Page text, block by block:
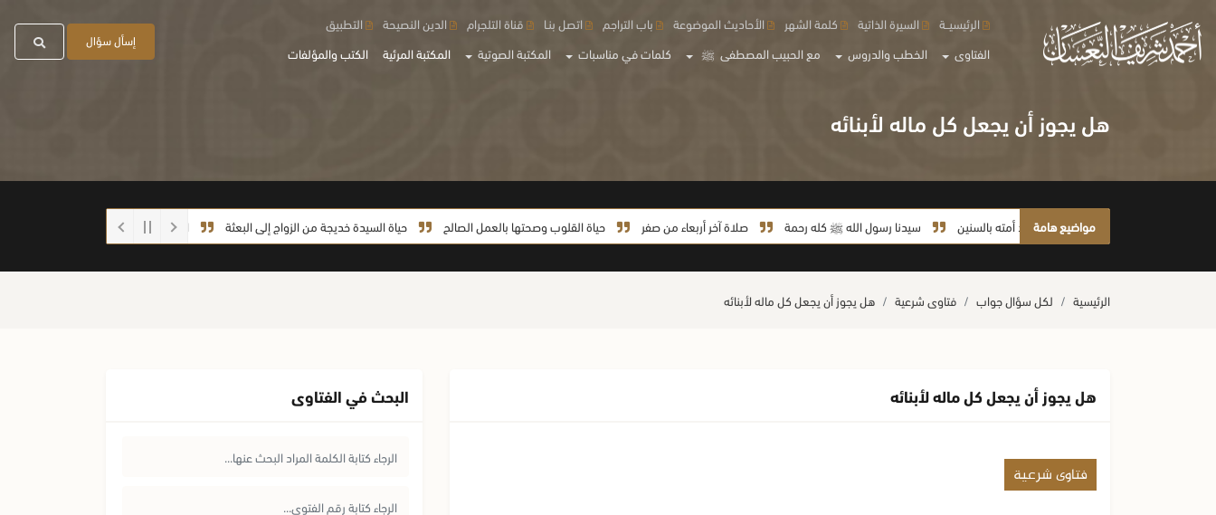
الفتاوى الخطب والدروس مع الحبيب المصطفى ﷺ كلمات في مناسبات المكتبة الصوتية المكتبة المرئية الكتب والمؤلفات
الرئيسيــة السيرة الذاتية كلمة الشهر الأحاديث الموضوعة باب التراجم اتصل بنـا قناة التلجرام الدين النصيحة التطبيق
إسأل سؤال
هل يجوز أن يجعل كل ماله لأبنائه
مواضيع هامة
لا يأخذ أمته بالسنين سيدنا رسول الله ﷺ كله رحمة صلاة آخر أربعاء من صفر حياة القلوب وصحتها بالعمل الصالح حياة السيدة خديجة من الزواج إلى البعثة احذروا الغش أيها الطلاب
الرئيسية لكل سؤال جواب فتاوى شرعية هل يجوز أن يجعل كل ماله لأبنائه
هل يجوز أن يجعل كل ماله لأبنائه
فتاوى شرعية
البحث في الفتاوى